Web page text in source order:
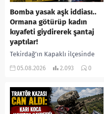
Bomba yasak aşk iddiası..
Ormana götürüp kadın
kıyafeti giydirerek şantaj
yaptılar!
Tekirdağ’ın Kapaklı ilçesinde
bir kişiyi, arkadaşının eşiyle
kadın kıyafetleri giydirdiği,
özür videosu çektirip...
05.08.2026 2.093 0